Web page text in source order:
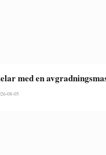
med en
08-05